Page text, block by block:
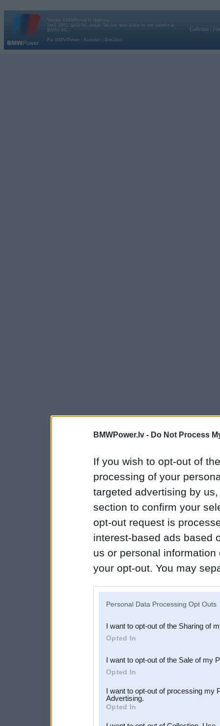
BMWPower.lv - Do Not Process
If you wish to opt-out of
processing of your
targeted advertising by
section to confirm your
opt-out request is
interest-based ads based
us or personal
your opt-out. You may
Downstream Participants
third parties.
Personal Data Processing Opt Outs
I want to opt-out of the Sharing of
Opted In
I want to opt-out of the Sale of my
Opted In
I want to opt-out of processing my
Advertising.
Opted In
Vortāls BMWPower.lv darbojas
kopš 2002. gada 14. maija. Tas nav auto klubs un nav saistīts ar
BMW AG.
Par BMWPower
Kontakti Reklāma
Galvena